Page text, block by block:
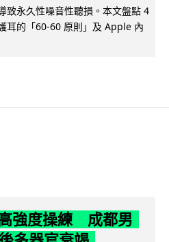
致永久性噪音性聽損。本文盤點 4
耳的「60-60 原則」及 Apple 內
強度操練 成都男